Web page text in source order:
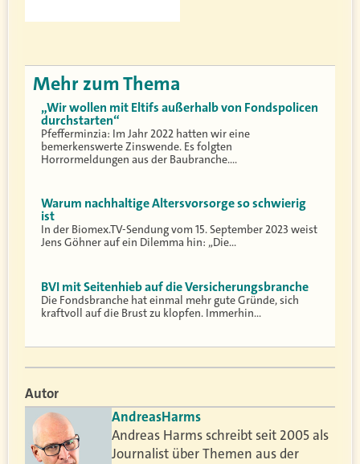
Mehr zum Thema
„Wir wollen mit Eltifs außerhalb von Fondspolicen
durchstarten“
Pfefferminzia: Im Jahr 2022 hatten wir eine
bemerkenswerte Zinswende. Es folgten
Horrormeldungen aus der Baubranche.…
Warum nachhaltige Altersvorsorge so schwierig
ist
In der Biomex.TV-Sendung vom 15. September 2023 weist
Jens Göhner auf ein Dilemma hin: „Die…
BVI mit Seitenhieb auf die Versicherungsbranche
Die Fondsbranche hat einmal mehr gute Gründe, sich
kraftvoll auf die Brust zu klopfen. Immerhin…
Autor
AndreasHarms
Andreas Harms schreibt seit 2005 als
Journalist über Themen aus der